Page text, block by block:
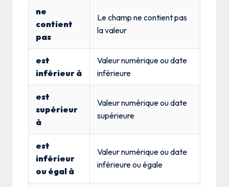
ne
contient
pas
Le champ ne contient pas
la valeur
est
inférieur à
Valeur numérique ou date
inférieure
est
supérieur
à
Valeur numérique ou date
supérieure
est
inférieur
ou égal à
Valeur numérique ou date
inférieure ou égale